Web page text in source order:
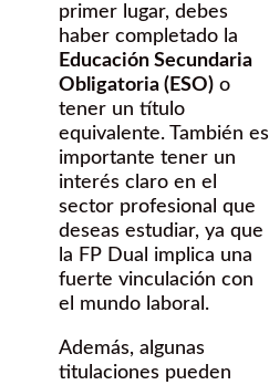
primer lugar, debes
haber completado la
Educación Secundaria
Obligatoria (ESO) o
tener un título
equivalente. También es
importante tener un
interés claro en el
sector profesional que
deseas estudiar, ya que
la FP Dual implica una
fuerte vinculación con
el mundo laboral.
Además, algunas
titulaciones pueden